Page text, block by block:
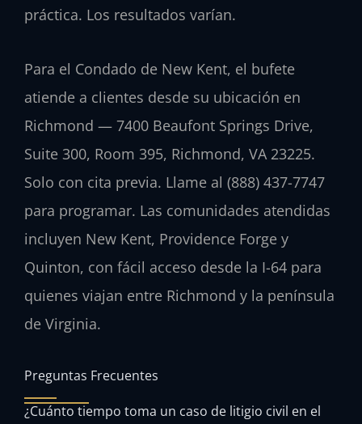
práctica. Los resultados varían.
Para el Condado de New Kent, el bufete
atiende a clientes desde su ubicación en
Richmond — 7400 Beaufont Springs Drive,
Suite 300, Room 395, Richmond, VA 23225.
Solo con cita previa. Llame al (888) 437-7747
para programar. Las comunidades atendidas
incluyen New Kent, Providence Forge y
Quinton, con fácil acceso desde la I-64 para
quienes viajan entre Richmond y la península
de Virginia.
Preguntas Frecuentes
¿Cuánto tiempo toma un caso de litigio civil en el